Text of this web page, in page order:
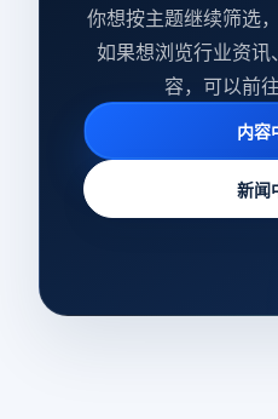
你想按主题继续筛选
如果想浏览行业资
容，可以前
内容
新闻